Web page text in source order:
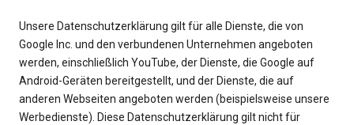
Unsere Datenschutzerklärung gilt für alle Dienste, die von
Google Inc. und den verbundenen Unternehmen angeboten
werden, einschließlich YouTube, der Dienste, die Google auf
Android-Geräten bereitgestellt, und der Dienste, die auf
anderen Webseiten angeboten werden (beispielsweise unsere
Werbedienste). Diese Datenschutzerklärung gilt nicht für